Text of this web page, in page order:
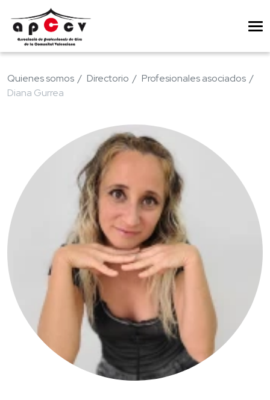
Quienes somos Directorio
Profesionales asociados
Diana Gurrea